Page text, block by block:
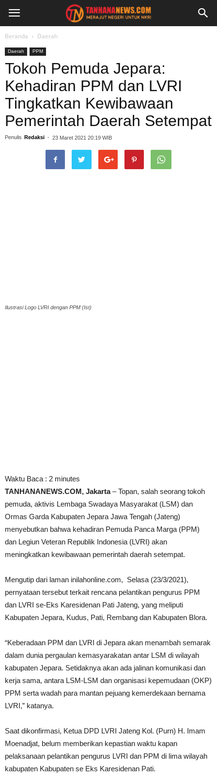
Beranda Daerah
Daerah PPM
Tokoh Pemuda Jepara:
Kehadiran PPM dan LVRI
Tingkatkan Kewibawaan
Pemerintah Daerah Setempat
Penulis Redaksi - 23 Maret 2021 20:19 WIB
Ilustrasi Logo LVRI dengan PPM (Ist)
Waktu Baca : 2 minutes
TANHANANEWS.COM, Jakarta– Topan, salah seorang tokoh
pemuda, aktivis Lembaga Swadaya Masyarakat (LSM) dan
Ormas Garda Kabupaten Jepara Jawa Tengah (Jateng)
menyebutkan bahwa kehadiran Pemuda Panca Marga (PPM)
dan Legiun Veteran Republik Indonesia (LVRI) akan
meningkatkan kewibawaan pemerintah daerah setempat.
Mengutip dari laman inilahonline.com, Selasa (23/3/2021),
pernyataan tersebut terkait rencana pelantikan pengurus PPM
dan LVRI se-Eks Karesidenan Pati Jateng, yang meliputi
Kabupaten Jepara, Kudus, Pati, Rembang dan Kabupaten Blora.
“Keberadaan PPM dan LVRI di Jepara akan menambah semarak
dalam dunia pergaulan kemasyarakatan antar LSM di wilayah
kabupaten Jepara. Setidaknya akan ada jalinan komunikasi dan
kerja sama, antara LSM-LSM dan organisasi kepemudaan (OKP)
PPM serta wadah para mantan pejuang kemerdekaan bernama
LVRI,” katanya.
Saat dikonfirmasi, Ketua DPD LVRI Jateng Kol. (Purn) H. Imam
Moenadjat, belum memberikan kepastian waktu kapan
pelaksanaan pelantikan pengurus LVRI dan PPM di lima wilayah
kabupaten Kabupaten se Eks Karesidenan Pati.